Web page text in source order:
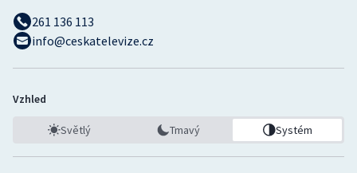
261 136 113
info@ceskatelevize.cz
Vzhled
Světlý Tmavý Systém